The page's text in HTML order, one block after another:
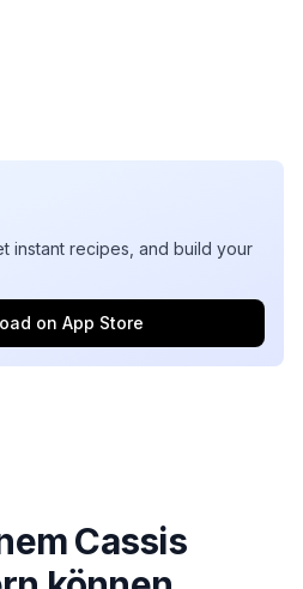
instant recipes, and build your
on App Store
Cassis